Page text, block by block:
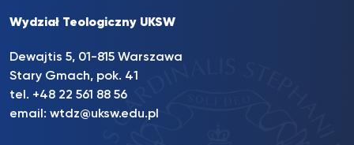
Wydział Teologiczny UKSW
Dewajtis 5, 01-815 Warszawa
Stary Gmach, pok. 41
tel. +48 22 561 88 56
email: wtdz@uksw.edu.pl